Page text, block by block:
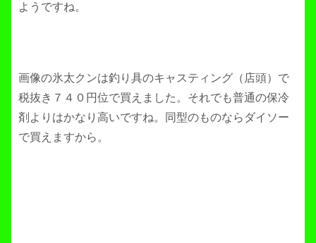
ようですね。
画像の氷太クンは釣り具のキャスティング（店頭）で
税抜き７４０円位で買えました。それでも普通の保冷
剤よりはかなり高いですね。同型のものならダイソー
で買えますから。